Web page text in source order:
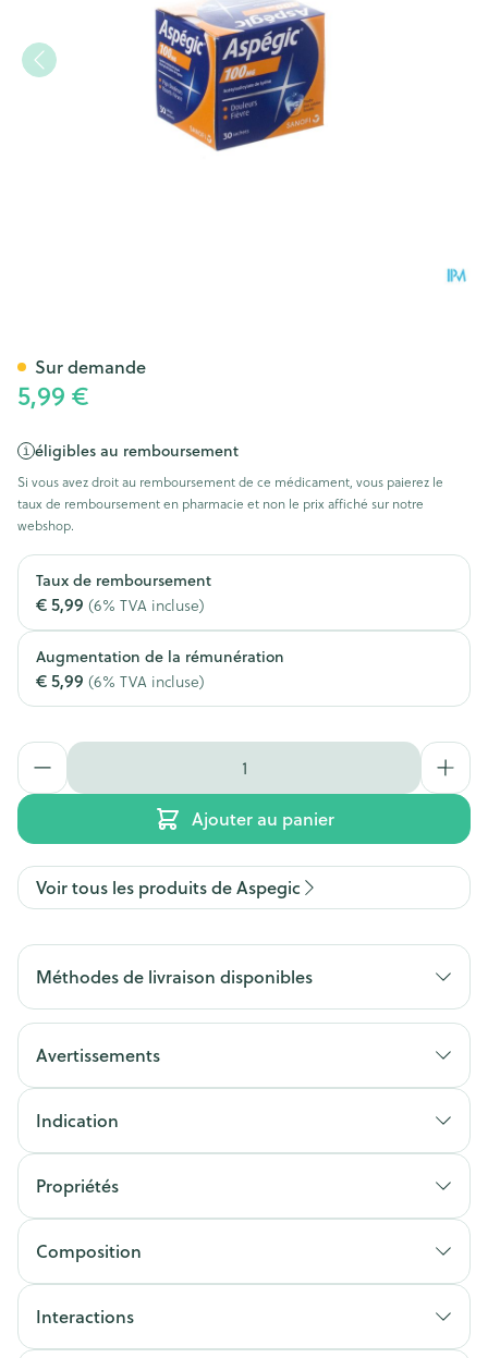
5,99 €
éligibles au remboursement
Si vous avez droit au remboursement de ce médicament, vous paierez le
taux de remboursement en pharmacie et non le prix affiché sur notre
webshop.
Taux de remboursement
€ 5,99 (6% TVA incluse)
Augmentation de la rémunération
€ 5,99 (6% TVA incluse)
Quantité
Ajouter au panier
Sur demande
Voir tous les produits de Aspegic
Méthodes de livraison disponibles
Avertissements
Indication
Propriétés
Composition
Interactions